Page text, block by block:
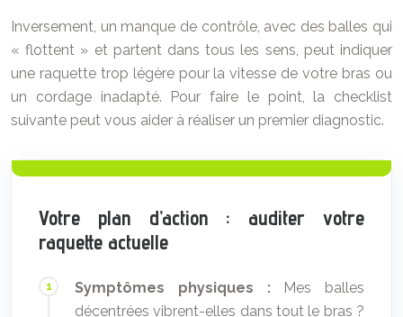
Inversement, un manque de contrôle, avec des balles qui
« flottent » et partent dans tous les sens, peut indiquer
une raquette trop légère pour la vitesse de votre bras ou
un cordage inadapté. Pour faire le point, la checklist
suivante peut vous aider à réaliser un premier diagnostic.
Votre plan d’action : auditer votre
raquette actuelle
Symptômes physiques :Mes balles
décentrées vibrent-elles dans tout le bras ?